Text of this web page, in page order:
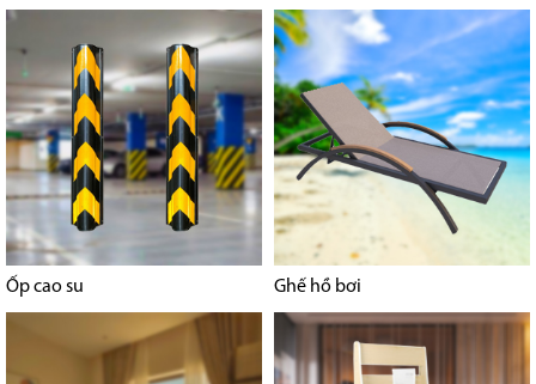
Ốp cao su Ghế hồ bơi